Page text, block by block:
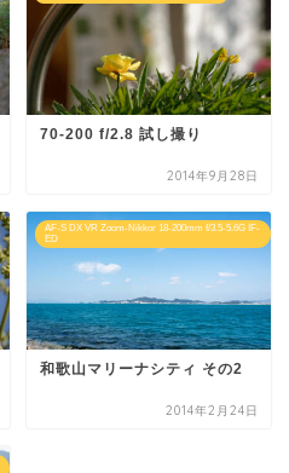
70-200 f/2.8 試し撮り
2014年9月28日
AF-S DX VR Zoom-Nikkor 18-200mm f/3.5-5.6G IF-
ED
和歌山マリーナシティ その2
2014年2月24日